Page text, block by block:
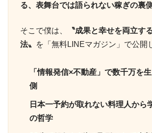
る、表舞台では語られない稼ぎの裏側
そこで僕は、
〝成果と幸せを両立す
法〟
を「無料LINEマガジン」で公開
「情報発信×不動産」で数千万を
側
日本一予約が取れない料理人から
の哲学